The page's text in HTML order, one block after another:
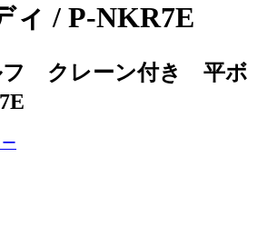
/ P-NKR7E
クレーン付き 平ボ